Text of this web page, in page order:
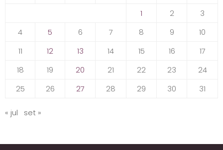
1
2
3
4
5 6 7 8 9
10
11
12 13 14 15 16
17
18
19 20 21 22 23
24
25
26 27 28 29 30 31
« jul set »